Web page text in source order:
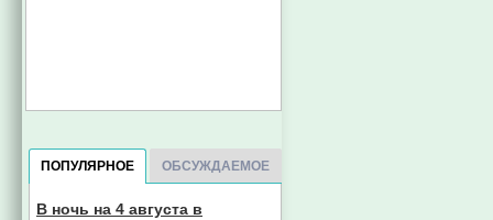
ПОПУЛЯРНОЕ ОБСУЖДАЕМОЕ
В ночь на 4 августа в